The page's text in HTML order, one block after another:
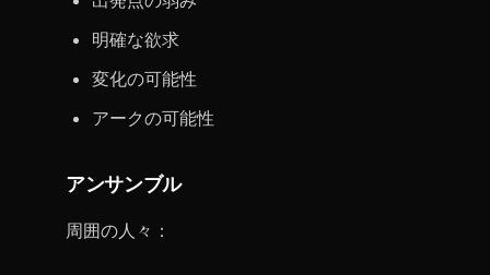
明確な欲求
変化の可能性
アークの可能性
アンサンブル
周囲の人々：